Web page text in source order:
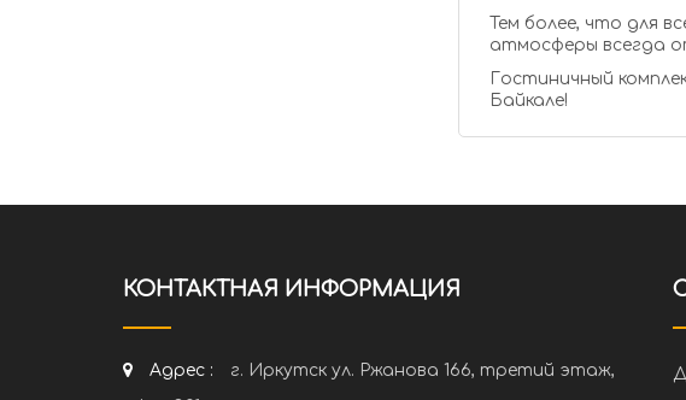
Тем более, что для
атмосферы всегда
Гостиничный
Байкале!
КОНТАКТНАЯ ИНФОРМАЦИЯ
Адрес :
г. Иркутск ул. Ржанова 166, третий этаж,